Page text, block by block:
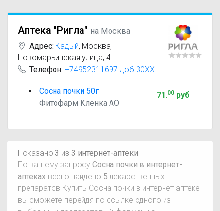
Аптека "Ригла" на Москва
Адрес: Кадый, Москва,
Новомарьинская улица, 4
Телефон: +74952311697 доб.30XX
Сосна почки 50г
Фитофарм Кленка АО
71.00руб
Показано 3 из 3 интернет-аптеки
По вашему запросу Сосна почки в интернет-
аптеках всего найдено 5 лекарственных
препаратов Купить Сосна почки в интернет аптеке
вы сможете перейдя по ссылке одного из